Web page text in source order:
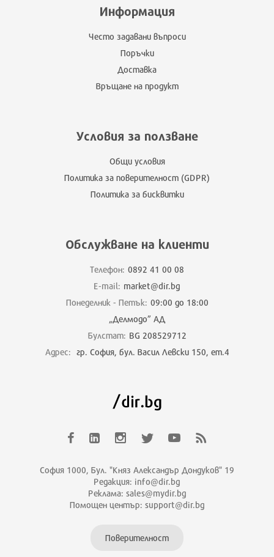
Информация
Често задавани въпроси
Поръчки
Доставка
Връщане на продукт
Условия за ползване
Общи условия
Политика за поверителност (GDPR)
Политика за бисквитки
Обслужване на клиенти
Телефон: 0892 41 00 08
E-mail: market@dir.bg
Понеделник - Петък: 09:00 до 18:00
„Делмодо” АД
Булстат: BG 208529712
Адрес: гр. София, бул. Васил Левски 150, ет.4
София 1000, Бул. "Княз Александър Дондуков" 19
Редакция: info@dir.bg
Реклама: sales@mydir.bg
Помощен център: support@dir.bg
Поверителност